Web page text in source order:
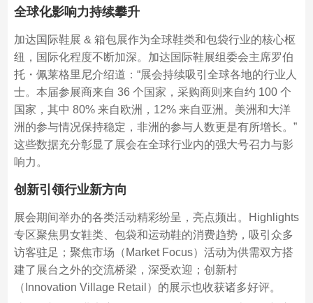
全球化影响力持续攀升
加达国际鞋展 & 箱包展作为全球鞋类和包袋行业的核心枢
纽，国际化程度不断加深。加达国际鞋展组委会主席罗伯
托・佩莱格里尼介绍道：“展会持续吸引全球各地的行业人
士。本届参展商来自 36 个国家，采购商则来自约 100 个
国家，其中 80% 来自欧洲，12% 来自亚洲。美洲和大洋
洲的参与情况保持稳定，非洲的参与人数更是有所增长。”
这些数据充分彰显了展会在全球行业内的强大号召力与影
响力。
创新引领行业新方向
展会期间举办的各类活动精彩纷呈，亮点频出。Highlights
专区聚焦男女鞋类、包袋和运动鞋的消费趋势，吸引众多
访客驻足；聚焦市场（Market Focus）活动为供需双方搭
建了展台之外的交流桥梁，深受欢迎；创新村
（Innovation Village Retail）的展示也收获诸多好评。